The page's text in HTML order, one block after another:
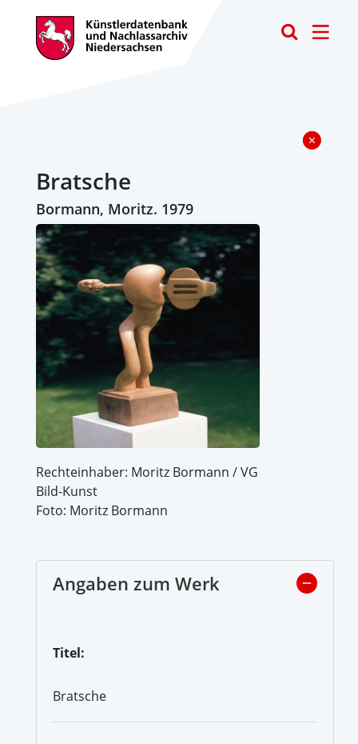
Bratsche
Bormann, Moritz. 1979
Rechteinhaber: Moritz Bormann / VG
Bild-Kunst
Foto: Moritz Bormann
Angaben zum Werk
Titel:
Bratsche